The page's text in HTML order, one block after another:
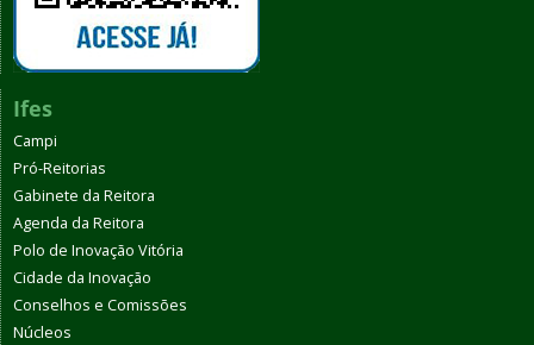
Ifes
Campi
Pró-Reitorias
Gabinete da Reitora
Agenda da Reitora
Polo de Inovação Vitória
Cidade da Inovação
Conselhos e Comissões
Núcleos